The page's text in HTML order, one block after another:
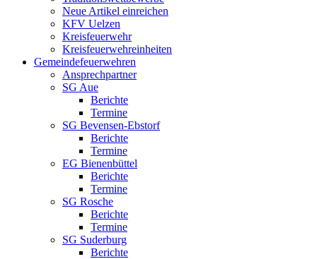
Neue Artikel einreichen
KFV Uelzen
Kreisfeuerwehr
Kreisfeuerwehreinheiten
Gemeindefeuerwehren
Ansprechpartner
SG Aue
Berichte
Termine
SG Bevensen-Ebstorf
Berichte
Termine
EG Bienenbüttel
Berichte
Termine
SG Rosche
Berichte
Termine
SG Suderburg
Berichte